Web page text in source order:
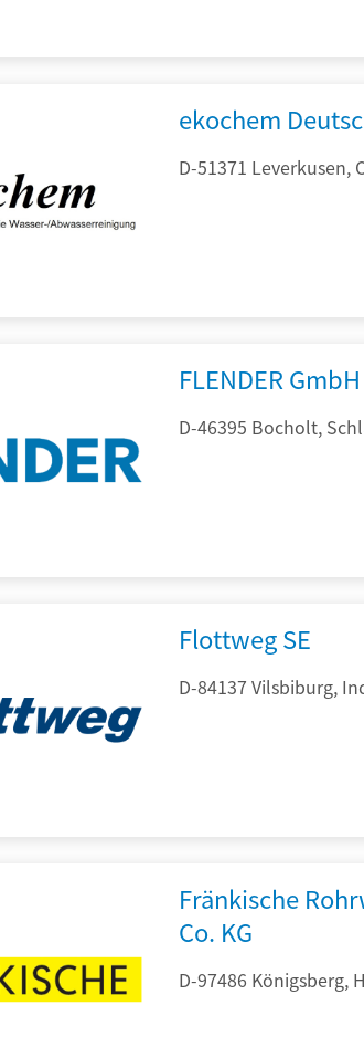
ekochem
D-51371 Leverkusen,
FLENDER GmbH
D-46395 Bocholt,
Flottweg SE
D-84137 Vilsbiburg,
Fränkische
Co. KG
D-97486 Königsberg,